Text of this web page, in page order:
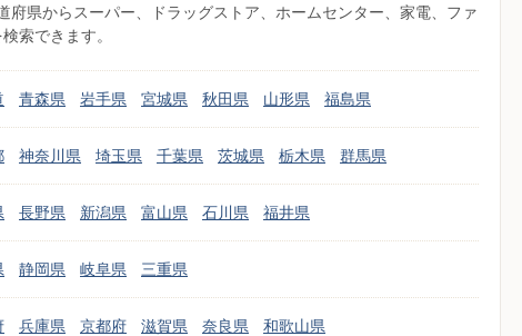
府県からスーパー、ドラッグストア、ホームセンター、家電、ファ
索できます。
青森県 岩手県 宮城県 秋田県 山形県 福島県
神奈川県 埼玉県 千葉県 茨城県 栃木県 群馬県
長野県 新潟県 富山県 石川県 福井県
静岡県 岐阜県 三重県
兵庫県 京都府 滋賀県 奈良県 和歌山県